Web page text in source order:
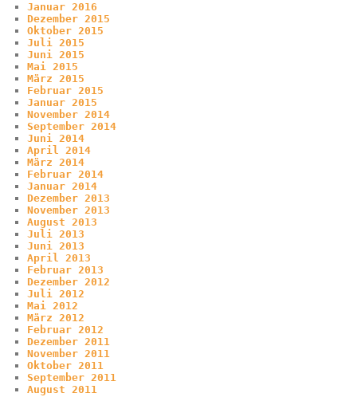
Januar 2016
Dezember 2015
Oktober 2015
Juli 2015
Juni 2015
Mai 2015
März 2015
Februar 2015
Januar 2015
November 2014
September 2014
Juni 2014
April 2014
März 2014
Februar 2014
Januar 2014
Dezember 2013
November 2013
August 2013
Juli 2013
Juni 2013
April 2013
Februar 2013
Dezember 2012
Juli 2012
Mai 2012
März 2012
Februar 2012
Dezember 2011
November 2011
Oktober 2011
September 2011
August 2011